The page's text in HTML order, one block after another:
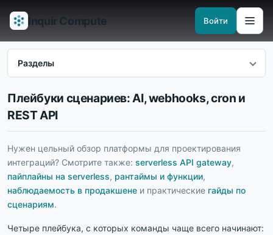
Inquir Compute Войти
ВозможностиAPI-шлюзПайплайны Serverless-рантаймы
Разделы
Плейбуки сценариев: AI, webhooks, cron и
REST API
Нужен цельный обзор платформы для проектирования
интеграций? Смотрите также: serverless API gateway,
пайплайны на serverless, рантаймы и функции,
наблюдаемость в продакшене и практические гайды по
сценариям.
Четыре плейбука, с которых команды чаще всего начинают: